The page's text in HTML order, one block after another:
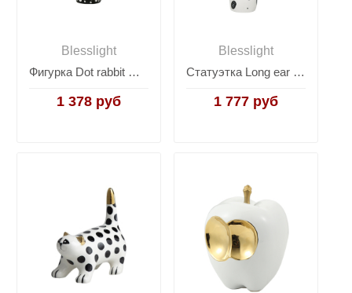
Blesslight
Фигурка Dot rabbit white
1 378 руб
Blesslight
Статуэтка Long ear rabbit black
1 777 руб